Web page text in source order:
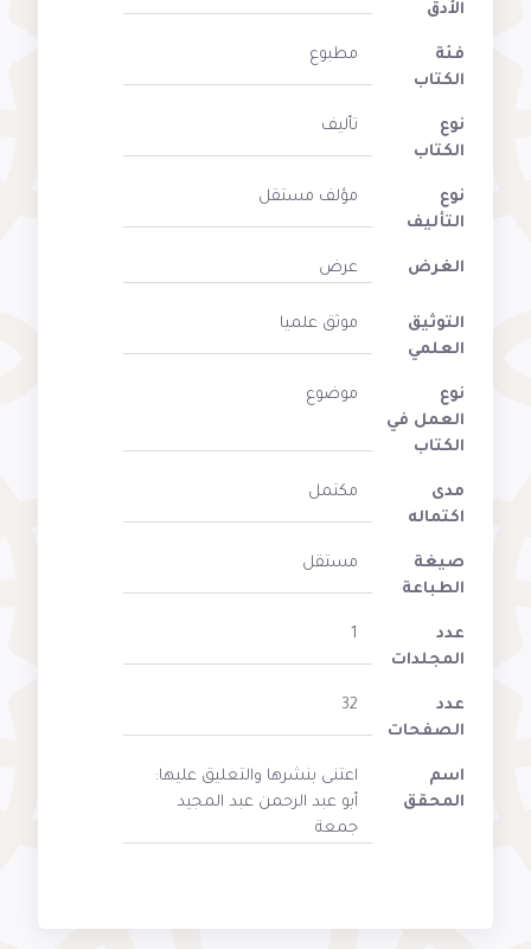
الأدق
فئة
الكتاب
مطبوع
نوع
الكتاب
تأليف
نوع
التأليف
مؤلف مستقل
الغرض عرض
التوثيق
العلمي
موثق علميا
نوع
العمل في
الكتاب
موضوع
مدى
اكتماله
مكتمل
صيغة
الطباعة
مستقل
عدد
المجلدات
1
عدد
الصفحات
32
اسم
المحقق
اعتنى بنشرها والتعليق عليها:
أبو عبد الرحمن عبد المجيد
جمعة